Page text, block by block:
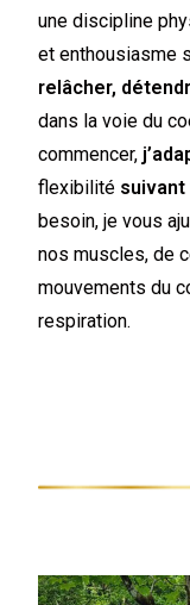
une discipline
et enthousiasme
relâcher,
dans la voie du
commencer,
flexibilité
besoin, je vous
nos muscles, de
mouvements du
respiration.